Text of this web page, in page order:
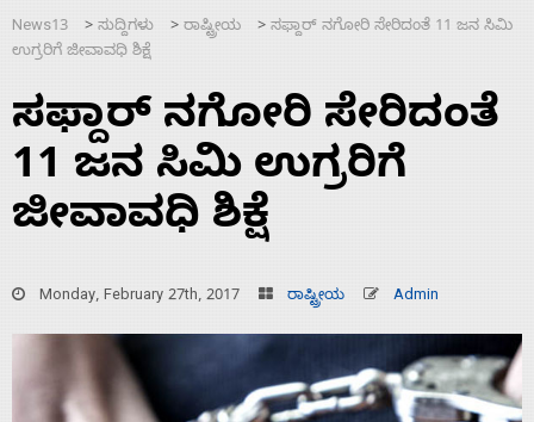
News13 > ಸುದ್ದಿಗಳು > ರಾಷ್ಟ್ರೀಯ > ಸಫ್ದಾರ್ ನಗೋರಿ ಸೇರಿದಂತೆ 11 ಜನ ಸಿಮಿ
ಉಗ್ರರಿಗೆ ಜೀವಾವಧಿ ಶಿಕ್ಷೆ
ಸಫ್ದಾರ್ ನಗೋರಿ ಸೇರಿದಂತೆ
11 ಜನ ಸಿಮಿ ಉಗ್ರರಿಗೆ
ಜೀವಾವಧಿ ಶಿಕ್ಷೆ
Monday, February 27th, 2017 ರಾಷ್ಟ್ರೀಯ Admin